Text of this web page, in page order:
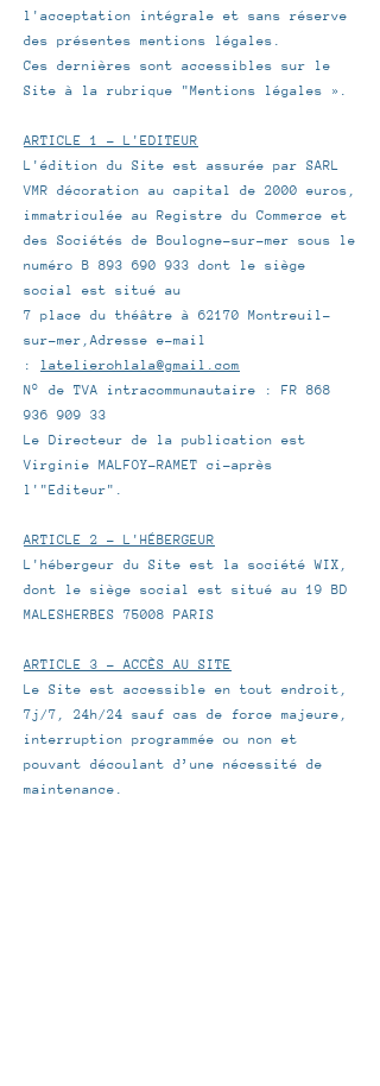
l'acceptation intégrale et sans réserve
des présentes mentions légales.
Ces dernières sont accessibles sur le
Site à la rubrique "Mentions légales ».
ARTICLE 1 - L'EDITEUR
L'édition du Site est assurée par SARL
VMR décoration au capital de 2000 euros,
immatriculée au Registre du Commerce et
des Sociétés de Boulogne-sur-mer sous le
numéro B 893 690 933 dont le siège
social est situé au
7 place du théâtre à 62170 Montreuil-
sur-mer,Adresse e-mail
: latelierohlala@gmail.com
N° de TVA intracommunautaire : FR 868
936 909 33
Le Directeur de la publication est
Virginie MALFOY-RAMET ci-après
l'"Editeur".
ARTICLE 2 - L'HÉBERGEUR
L'hébergeur du Site est la société WIX,
dont le siège social est situé au 19 BD
MALESHERBES 75008 PARIS
ARTICLE 3 - ACCÈS AU SITE
Le Site est accessible en tout endroit,
7j/7, 24h/24 sauf cas de force majeure,
interruption programmée ou non et
pouvant découlant d’une nécessité de
maintenance.